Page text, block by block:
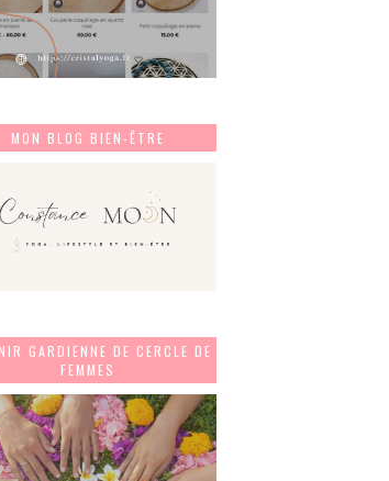
MON BLOG BIEN-ÊTRE
GARDIENNE DE CERCLE DE
FEMMES